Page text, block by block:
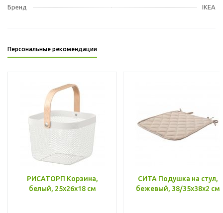
Бренд IKEA
Персональные рекомендации
РИСАТОРП Корзина,
белый, 25x26x18 см
СИТА Подушка на стул,
бежевый, 38/35x38x2 см